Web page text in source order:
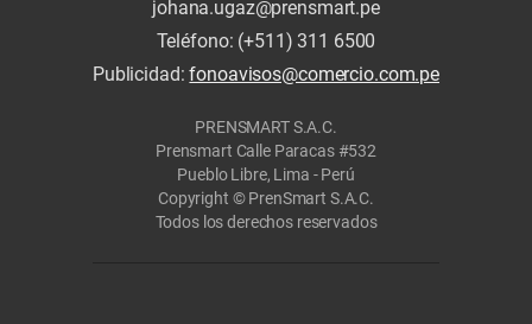
johana.ugaz@prensmart.pe
Teléfono: (+511) 311 6500
Publicidad:fonoavisos@comercio.com.pe
PRENSMART S.A.C.
Prensmart Calle Paracas #532
Pueblo Libre, Lima - Perú
Copyright © PrenSmart S.A.C.
Todos los derechos reservados